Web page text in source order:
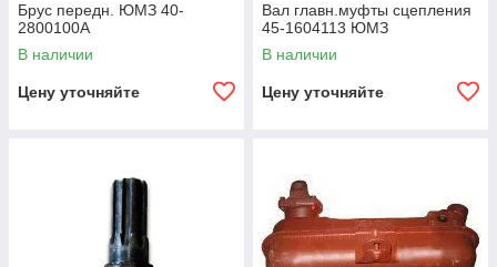
Брус передн. ЮМЗ 40-
2800100А
В наличии
Цену уточняйте
Вал главн.муфты сцепления
45-1604113 ЮМЗ
В наличии
Цену уточняйте